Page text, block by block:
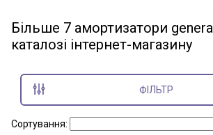
Great Wall
Hummer
Tesla
Показати всі марки
Більше 7 амортизатори
каталозі інтернет-магазину
ФІЛЬТР
Сортування: